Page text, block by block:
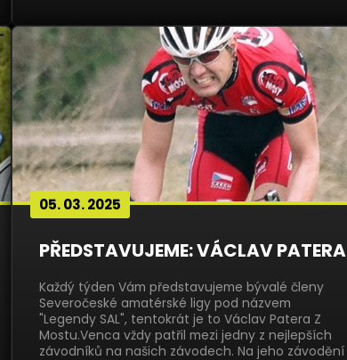
05. 03. 2025
PŘEDSTAVUJEME: VÁCLAV PATERA
Každý týden Vám představujeme bývalé členy
Severočeské amatérské ligy pod názvem
"Legendy SAL", tentokrát je to Václav Patera Z
Mostu.Venca vždy patřil mezi jedny z nejlepších
závodníků na našich závodech. Na jeho závodění